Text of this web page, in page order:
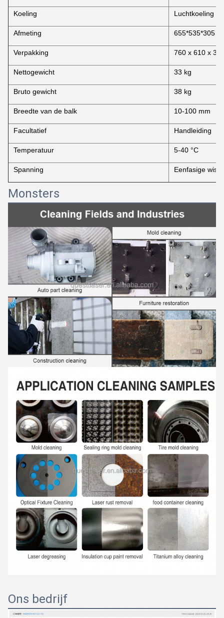
Koeling Luchtkoeling
Afmeting 655*535*305
Verpakking 760 x 610 x
Nettogewicht 33 kg
Bruto gewicht 38 kg
Breedte van de balk 10-100 mm
Facultatief Handleiding
Temperatuur 5-40 °C
Spanning Eenfasige
Monsters
Ons bedrijf